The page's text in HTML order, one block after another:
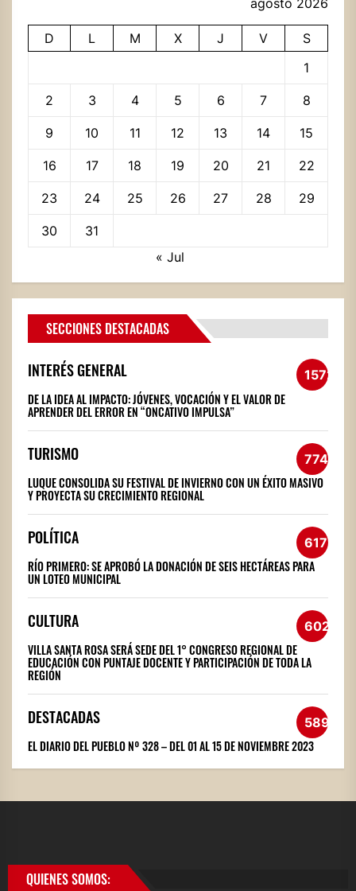
agosto 2026
D L M X J V
S
1
2 3 4 5 6 7 8
9 10 11 12 13 14 15
16 17 18 19 20 21 22
23 24 25 26 27 28 29
30
31
« Jul
SECCIONES DESTACADAS
INTERÉS GENERAL 1572
DE LA IDEA AL IMPACTO: JÓVENES, VOCACIÓN Y EL VALOR DE
APRENDER DEL ERROR EN “ONCATIVO IMPULSA”
TURISMO 774
LUQUE CONSOLIDA SU FESTIVAL DE INVIERNO CON UN ÉXITO MASIVO
Y PROYECTA SU CRECIMIENTO REGIONAL
POLÍTICA 617
RÍO PRIMERO: SE APROBÓ LA DONACIÓN DE SEIS HECTÁREAS PARA
UN LOTEO MUNICIPAL
CULTURA 602
VILLA SANTA ROSA SERÁ SEDE DEL 1° CONGRESO REGIONAL DE
EDUCACIÓN CON PUNTAJE DOCENTE Y PARTICIPACIÓN DE TODA LA
REGIÓN
DESTACADAS 589
EL DIARIO DEL PUEBLO Nº 328 – DEL 01 AL 15 DE NOVIEMBRE 2023
QUIENES SOMOS: